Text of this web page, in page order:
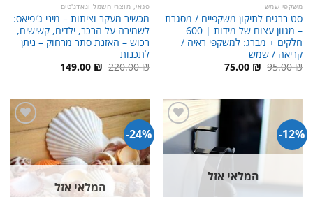
משקפי שמש
סט ברגים לתיקון משקפיים / מסגרת
– מגוון עצום של מידות | 600
חלקים + מברג: למשקפי ראיה /
קריאה / שמש
95.00₪ המחיר
המקורי
75.00 ₪ המחיר
הנוכחי
פנאי, מוצרי חשמל וגאדג'טים
מכשיר מעקב וציתות – מיני ג’יפיאס:
לשמירה על הרכב, ילדים, קשישים,
רכוש – האזנת סתר מרחוק – ניתן
לתכנות
220.00₪ המחיר
המקורי
149.00 ₪ המחיר
12%-
המלאי אזל
24%-
המלאי אזל